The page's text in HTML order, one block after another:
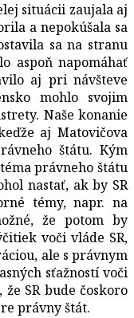
situácii zaujala aj
a nepokúšala sa
sa na stranu
aspoň napomáhať
aj pri návšteve
mohlo svojim
Naše konanie
aj Matovičova
štátu. Kým
právneho štátu
nastať, ak by SR
témy, napr. na
že potom by
voči vláde SR,
ale s právnym
sťažností voči
SR bude čoskoro
právny štát.